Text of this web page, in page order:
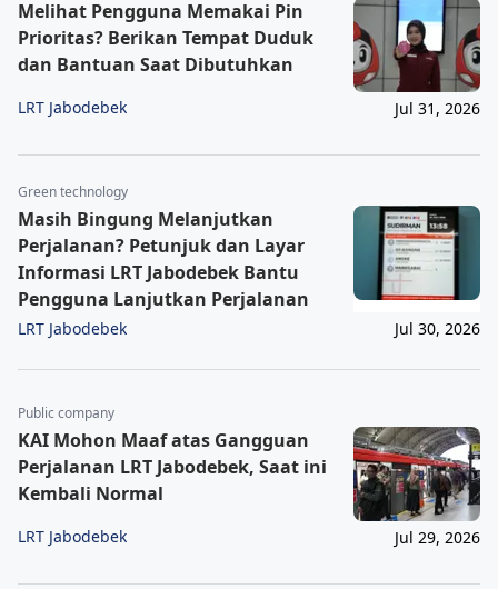
Melihat Pengguna Memakai Pin
Prioritas? Berikan Tempat Duduk
dan Bantuan Saat Dibutuhkan
LRT Jabodebek Jul 31, 2026
Green technology
Masih Bingung Melanjutkan
Perjalanan? Petunjuk dan Layar
Informasi LRT Jabodebek Bantu
Pengguna Lanjutkan Perjalanan
LRT Jabodebek Jul 30, 2026
Public company
KAI Mohon Maaf atas Gangguan
Perjalanan LRT Jabodebek, Saat ini
Kembali Normal
LRT Jabodebek Jul 29, 2026